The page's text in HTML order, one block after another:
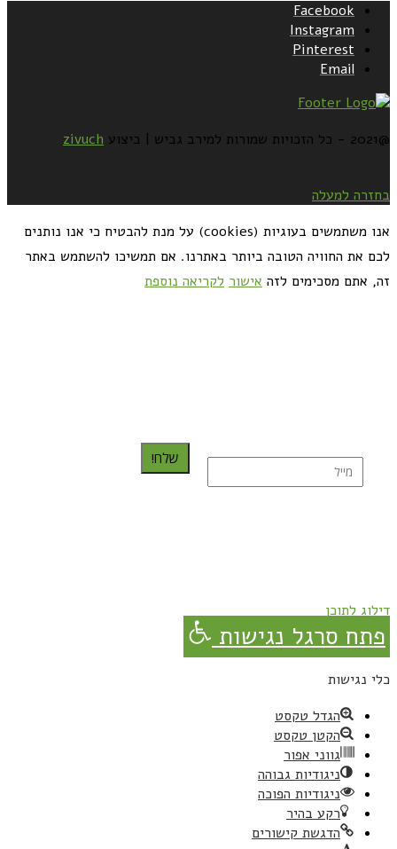
Facebook
Instagram
Pinterest
Email
@2021 - כל הזכויות שמורות למירב גביש | ביצוע zivuch
בחזרה למעלה
אנו משתמשים בעוגיות (cookies) על מנת להבטיח כי אנו נותנים
לכם את החוויה הטובה ביותר באתרנו. אם תמשיכו להשתמש באתר
זה, אתם מסכימים לזה אישור לקריאה נוספת
שלח!
דילוג לתוכן
פתח סרגל נגישות
כלי נגישות
הגדל טקסט
הקטן טקסט
גווני אפור
ניגודיות גבוהה
ניגודיות הפוכה
רקע בהיר
הדגשת קישורים